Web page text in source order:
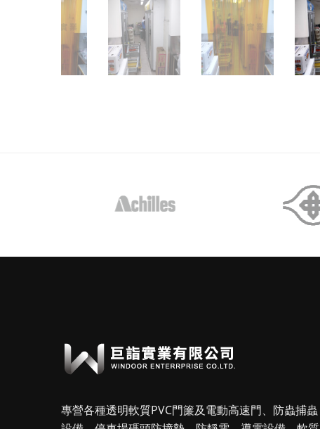
專營各種透明軟質PVC門簾及電動高速門、防蟲捕蟲